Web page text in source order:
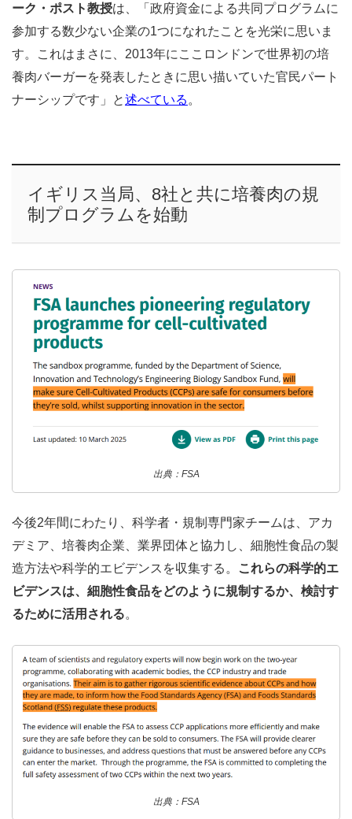
ーク・ポスト教授は、「政府資金による共同プログラムに
参加する数少ない企業の1つになれたことを光栄に思いま
す。これはまさに、2013年にここロンドンで世界初の培
養肉バーガーを発表したときに思い描いていた官民パート
ナーシップです」と述べている 。
イギリス当局、8社と共に培養肉の規
制プログラムを始動
出典：FSA
今後2年間にわたり、科学者・規制専門家チームは、アカ
デミア、培養肉企業、業界団体と協力し、細胞性食品の製
造方法や科学的エビデンスを収集する。
これらの科学的エ
ビデンスは、細胞性食品をどのように規制するか、検討す
るために活用される。
出典：FSA